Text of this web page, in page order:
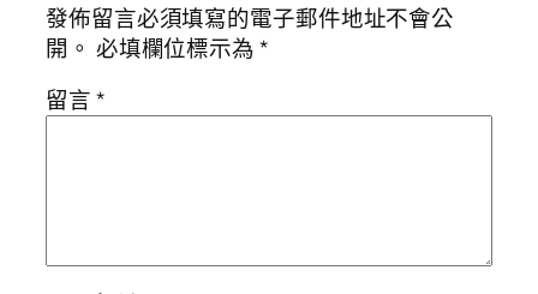
發佈留言必須填寫的電子郵件地址不會公
開。 必填欄位標示為*
留言*